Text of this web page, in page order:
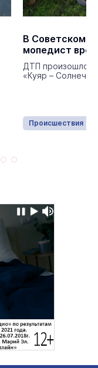
В Советском
мопедист
ДТП произошло
«Куяр –
Происшествия